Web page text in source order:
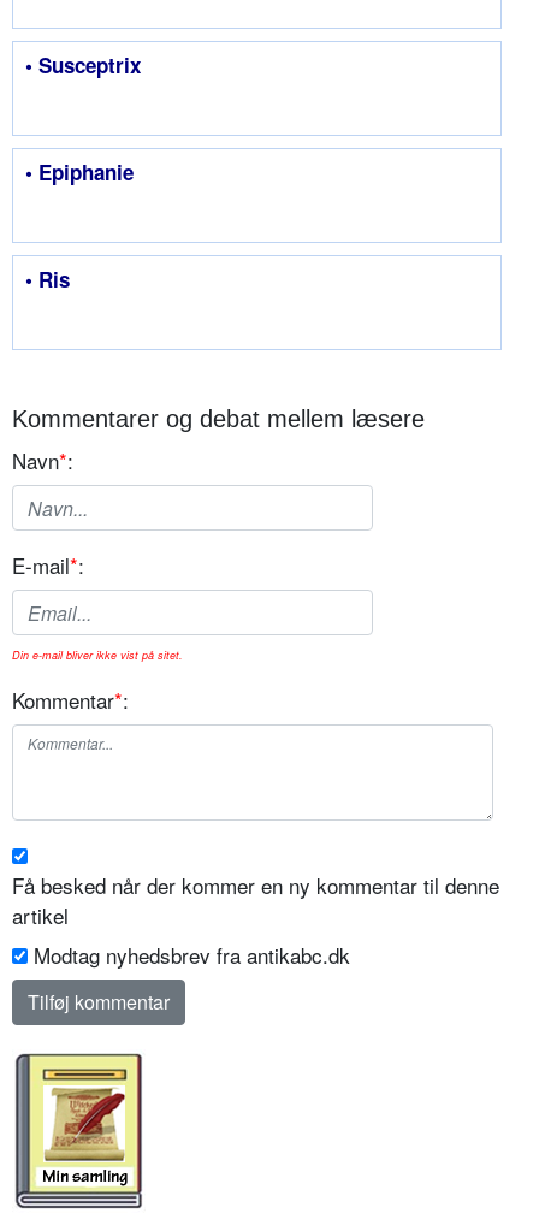
• Susceptrix
• Epiphanie
• Ris
Kommentarer og debat mellem læsere
Navn*:
E-mail*:
Din e-mail bliver ikke vist på sitet.
Kommentar*:
Få besked når der kommer en ny kommentar til denne
artikel
Modtag nyhedsbrev fra antikabc.dk